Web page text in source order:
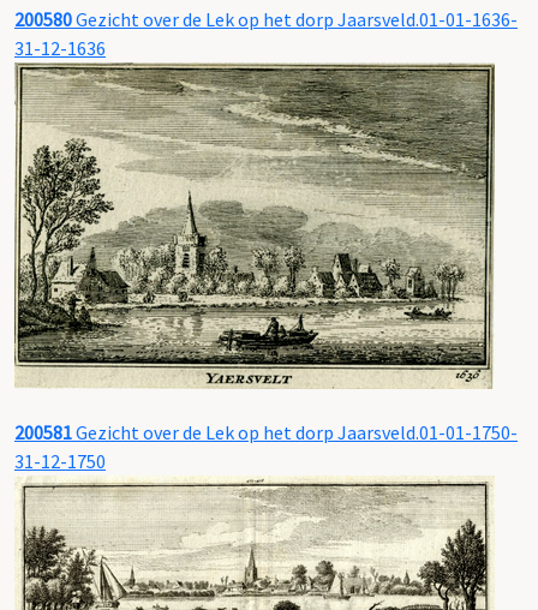
200580Gezicht over de Lek op het dorp Jaarsveld.01-01-1636-
31-12-1636
200581Gezicht over de Lek op het dorp Jaarsveld.01-01-1750-
31-12-1750